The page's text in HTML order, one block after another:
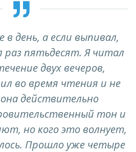
в день, а если выпивал,
раз пятьдесят. Я читал
двух вечеров,
во время чтения и не
действительно
тон и
но кого это волнует,
Прошло уже четыре